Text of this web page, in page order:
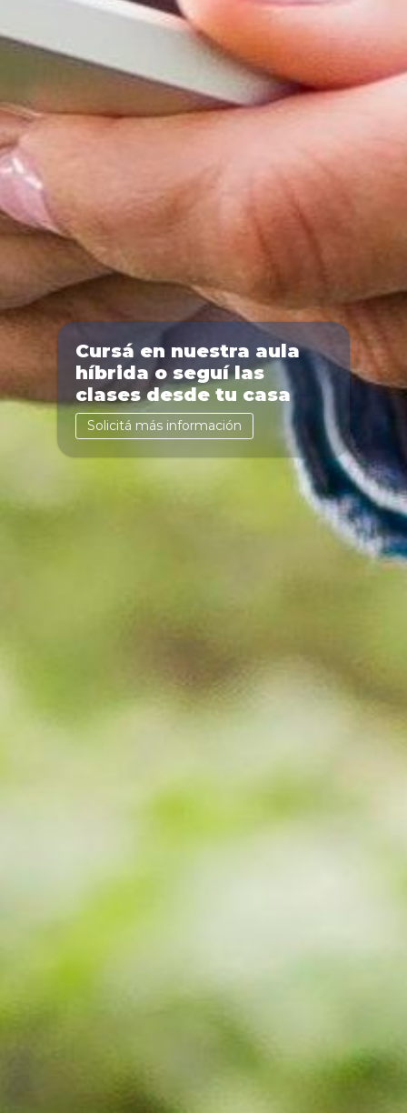
Cursá en nuestra aula
híbrida o seguí las
clases desde tu casa
Solicitá más información